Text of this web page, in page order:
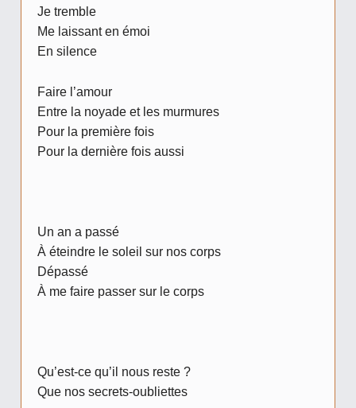
Je tremble
Me laissant en émoi
En silence
Faire l’amour
Entre la noyade et les murmures
Pour la première fois
Pour la dernière fois aussi
Un an a passé
À éteindre le soleil sur nos corps
Dépassé
À me faire passer sur le corps
Qu’est-ce qu’il nous reste ?
Que nos secrets-oubliettes